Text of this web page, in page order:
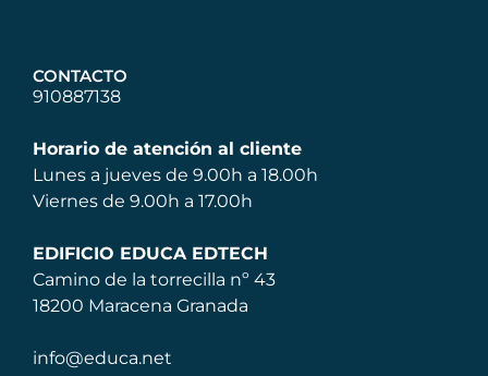
CONTACTO
910887138
Horario de atención al cliente
Lunes a jueves de 9.00h a 18.00h
Viernes de 9.00h a 17.00h
EDIFICIO EDUCA EDTECH
Camino de la torrecilla nº 43
18200 Maracena Granada
info@educa.net